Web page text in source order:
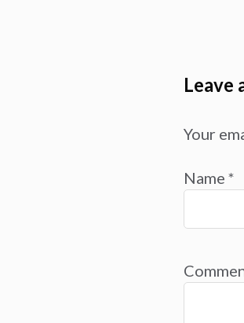
Leave
Your
Name *